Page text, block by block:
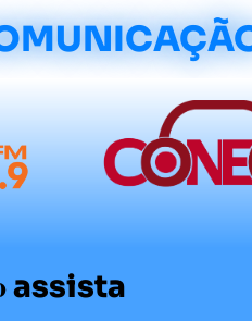
assista